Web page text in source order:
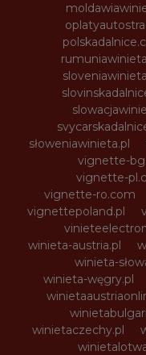
słoweniawinieta.pl
vignette-
vignette-
vignette-ro.com
vignettepoland.pl
winieta-austria.pl
winieta-
winieta-węgry.pl
winietaczechy.pl